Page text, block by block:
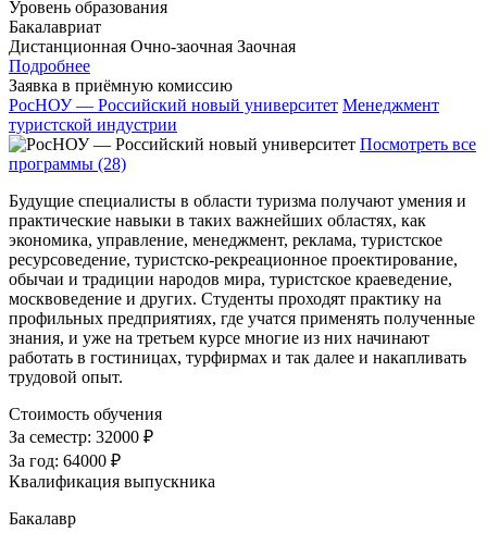
Уровень образования
Бакалавриат
Дистанционная Очно-заочная Заочная
Подробнее
Заявка в приёмную комиссию
РосНОУ — Российский новый университет Менеджмент
туристской индустрии
Посмотреть все
программы (28)
Будущие специалисты в области туризма получают умения и
практические навыки в таких важнейших областях, как
экономика, управление, менеджмент, реклама, туристское
ресурсоведение, туристско-рекреационное проектирование,
обычаи и традиции народов мира, туристское краеведение,
москвоведение и других. Студенты проходят практику на
профильных предприятиях, где учатся применять полученные
знания, и уже на третьем курсе многие из них начинают
работать в гостиницах, турфирмах и так далее и накапливать
трудовой опыт.
Стоимость обучения
За семестр: 32000 ₽
За год: 64000 ₽
Квалификация выпускника
Бакалавр